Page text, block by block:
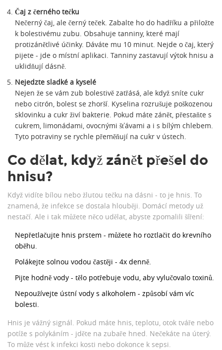
Čaj z černého tečku
Nečerný čaj, ale černý teček. Zabalte ho do hadříku a přiložte
k bolestivému zubu. Obsahuje tanniny, které mají
protizánětlivé účinky. Dáváte mu 10 minut. Nejde o čaj, který
pijete - jde o místní aplikaci. Tanniny zastavují výtok hnisu a
uklidňují dásně.
Nejedzte sladké a kyselé
Nejen že se vám zub bolestivě zatřásá, ale když sníte cukr
nebo citrón, bolest se zhorší. Kyselina rozrušuje poškozenou
sklovinku a cukr živí bakterie. Pokud máte zánět, přestaňte s
cukrem, limonádami, ovocnými šťávami a i s bílým chlebem.
Tyto potraviny se rychle přeměňují na cukr v ústech.
Co dělat, když zánět přešel do
hnisu?
Když vidíte bílou nebo žlutou tečku na dásni - to je hnis. To
znamená, že infekce se dostala hlouběji. Domácí metody už
nestačí. Ale i tak můžete něco udělat, abyste zpomalili šíření:
Nepřetlačujte hnis prstem - můžete ho roztlačit do krevního
oběhu.
Polákejte solnou vodou častěji - 4x denně.
Pijte hodně vody - tělo potřebuje vodu, aby vylučovalo toxinů.
Nepoužívejte ústní vody s alkoholem - způsobí vám víc
bolesti.
Hnis je vážný signál. Pokud máte hnis, teplotu, otok tváře nebo
potíže s polykáním - jděte na zubaře hned. Nečekáte na úterý.
To může vést k infekci kosti nebo dokonce k sepsi.